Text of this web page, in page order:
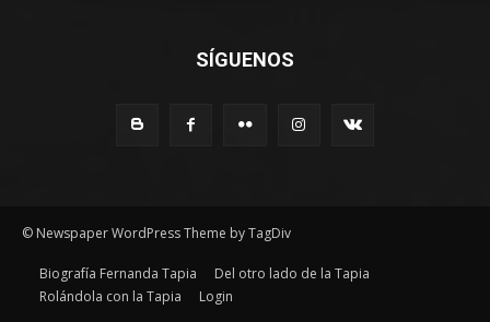
SÍGUENOS
© Newspaper WordPress Theme by TagDiv
Biografía Fernanda Tapia
Del otro lado de la Tapia
Rolándola con la Tapia
Login